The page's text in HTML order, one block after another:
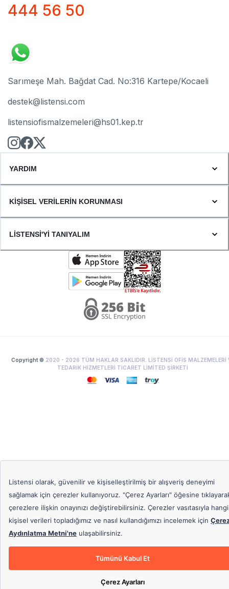
444 56 50
Sarımeşe Mah. Bağdat Cad. No:316 Kartepe/Kocaeli
destek@listensi.com
listensiofismalzemeleri@hs01.kep.tr
YARDIM
KİŞİSEL VERİLERİN KORUNMASI
LİSTENSİ'Yİ TANIYALIM
Copyright © 2020 - 2026 TÜM HAKLAR SAKLIDIR. LİSTENSİ OFİS MALZEMELERİ
TEDARİK HİZMETLERİ TİCARET LİMİTED ŞİRKETİ